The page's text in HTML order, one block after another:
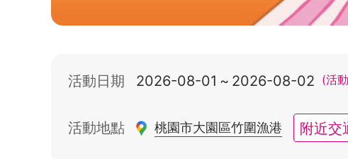
活動日期 2026-08-01 ~ 2026-08-02 (活
活動地點 桃園市大園區竹圍漁港 附近交